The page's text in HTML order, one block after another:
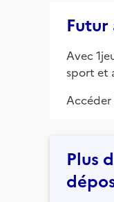
Avec
sport et
Accéder
Plus